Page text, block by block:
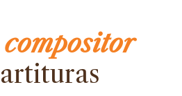
compositor